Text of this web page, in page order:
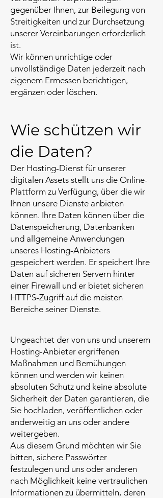
gegenüber Ihnen, zur Beilegung von
Streitigkeiten und zur Durchsetzung
unserer Vereinbarungen erforderlich
ist.
Wir können unrichtige oder
unvollständige Daten jederzeit nach
eigenem Ermessen berichtigen,
ergänzen oder löschen.
Wie schützen wir
die Daten?
Der Hosting-Dienst für unserer
digitalen Assets stellt uns die Online-
Plattform zu Verfügung, über die wir
Ihnen unsere Dienste anbieten
können. Ihre Daten können über die
Datenspeicherung, Datenbanken
und allgemeine Anwendungen
unseres Hosting-Anbieters
gespeichert werden. Er speichert Ihre
Daten auf sicheren Servern hinter
einer Firewall und er bietet sicheren
HTTPS-Zugriff auf die meisten
Bereiche seiner Dienste.
Ungeachtet der von uns und unserem
Hosting-Anbieter ergriffenen
Maßnahmen und Bemühungen
können und werden wir keinen
absoluten Schutz und keine absolute
Sicherheit der Daten garantieren, die
Sie hochladen, veröffentlichen oder
anderweitig an uns oder andere
weitergeben.
Aus diesem Grund möchten wir Sie
bitten, sichere Passwörter
festzulegen und uns oder anderen
nach Möglichkeit keine vertraulichen
Informationen zu übermitteln, deren